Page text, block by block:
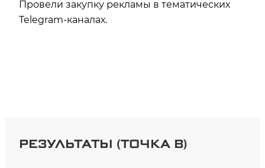
Провели закупку рекламы в тематических
Telegram-каналах.
РЕЗУЛЬТАТЫ (ТОЧКА В)